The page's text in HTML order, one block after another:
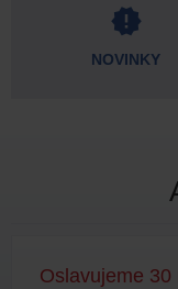
NOVINKY
Oslavujeme